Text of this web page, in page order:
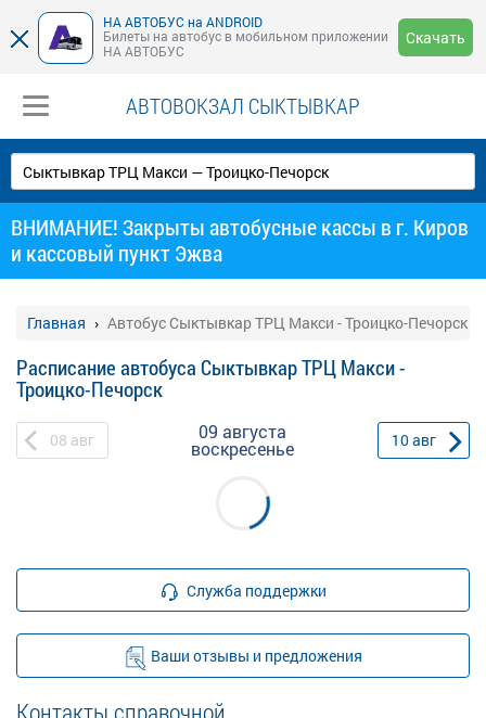
НА АВТОБУС на ANDROID
Билеты на автобус в мобильном приложении
НА АВТОБУС
Скачать
АВТОВОКЗАЛ СЫКТЫВКАР
ВНИМАНИЕ! Закрыты автобусные кассы в г. Киров
и кассовый пункт Эжва
Главная Автобус Сыктывкар ТРЦ Макси - Троицко-Печорск
Расписание автобуса Сыктывкар ТРЦ Макси -
Троицко-Печорск
08 авг 09 августа
воскресенье 10авг
Служба поддержки
Ваши отзывы и предложения